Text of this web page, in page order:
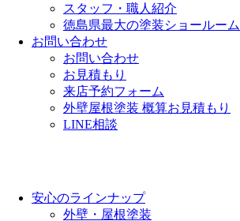
スタッフ・職人紹介
徳島県最大の塗装ショールーム
お問い合わせ
お問い合わせ
お見積もり
来店予約フォーム
外壁屋根塗装 概算お見積もり
LINE相談
安心のラインナップ
外壁・屋根塗装